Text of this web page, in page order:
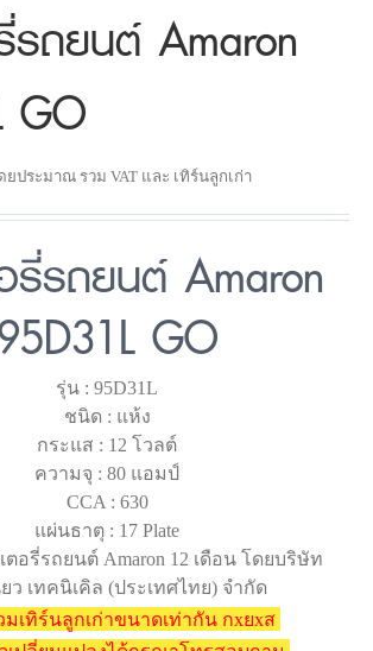
รถยนต์ Amaron
GO
ยประมาณ รวม VAT และ เทิร์นลูกเก่า
รี่รถยนต์ Amaron
GO
รุ่น : 95D31L
ชนิด : แห้ง
กระแส : 12 โวลต์
ความจุ : 80 แอมป์
CCA : 630
แผ่นธาตุ : 17 Plate
ตอรี่รถยนต์ Amaron 12 เดือน โดยบริษัท
ว เทคนิเคิล (ประเทศไทย) จำกัด
มเทิร์นลูกเก่าขนาดเท่ากัน กxยxส